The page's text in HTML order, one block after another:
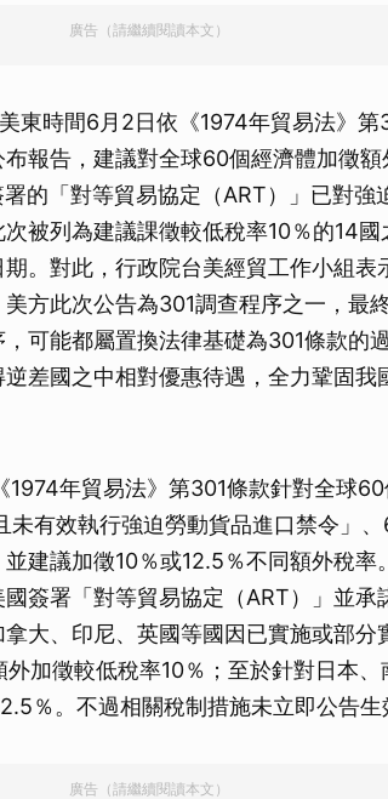
廣告（請繼續閱讀本文）
東時間6月2日依《1974年貿易法》第
報告，建議對全球60個經濟體加徵額
的「對等貿易協定（ART）」已對強
被列為建議課徵較低稅率10％的14國
。對此，行政院台美經貿工作小組表
方此次公告為301調查程序之一，最
可能都屬置換法律基礎為301條款的
差國之中相對優惠待遇，全力鞏固我
年貿易法》第301條款針對全球
有效執行強迫勞動貨品進口禁令」
建議加徵10％或12.5％不同額外稅率
簽署「對等貿易協定（ART）」並承
大、印尼、英國等國因已實施或部分
加徵較低稅率10％；至於針對日本
％。不過相關稅制措施未立即公告生
廣告（請繼續閱讀本文）